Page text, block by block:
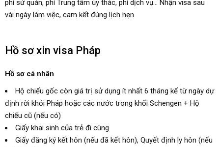
phí sứ quán, phí Trung tâm ủy thác, phí dịch vụ... Nhận visa sau
vài ngày làm việc, cam kết đúng lịch hẹn
Hồ sơ xin visa Pháp
Hồ sơ cá nhân
Hộ chiếu gốc còn giá trị sử dụng ít nhất 6 tháng kể từ ngày dự
định rời khỏi Pháp hoặc các nước trong khối Schengen + Hộ
chiếu cũ (nếu có)
Giấy khai sinh của trẻ đi cùng
Giấy đăng ký kết hôn (nếu đã kết hôn), Quyết định ly hôn (nếu